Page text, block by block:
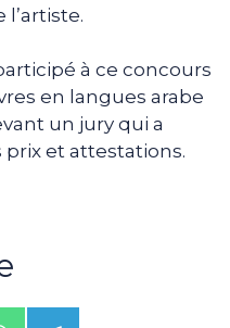
à ce concours
en langues arabe
un jury qui a
et attestations.